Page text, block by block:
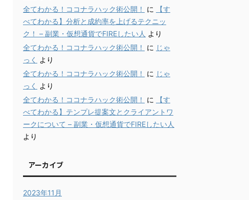
全てわかる！ココナラハック術公開！
に
【す
べてわかる】分析と成約率を上げるテクニッ
ク！ – 副業・仮想通貨でFIREしたい人 より
全てわかる！ココナラハック術公開！
に じゃ
っく
より
全てわかる！ココナラハック術公開！
に じゃ
っく
より
全てわかる！ココナラハック術公開！
に
【す
べてわかる】テンプレ提案文とクライアントワ
ークについて – 副業・仮想通貨でFIREしたい人
より
アーカイブ
2023年11月